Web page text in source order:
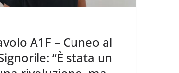
A1F – Cuneo al
“È stata un